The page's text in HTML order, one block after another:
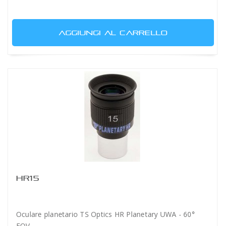
AGGIUNGI AL CARRELLO
HR15
Oculare planetario TS Optics HR Planetary UWA - 60°